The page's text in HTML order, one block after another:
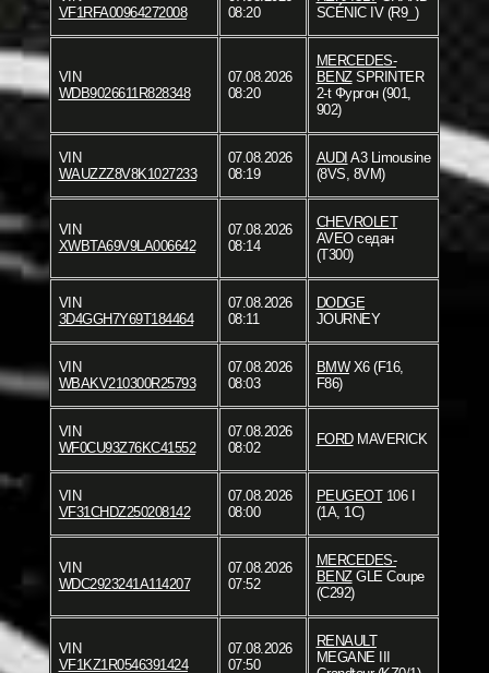
VF1RFA00964272008
08:20
SCÉNIC IV (R9_)
VIN
WDB9026611R828348
07.08.2026
08:20
MERCEDES-
BENZSPRINTER
2-t Фургон (901,
902)
VIN
WAUZZZ8V8K1027233
07.08.2026
08:19
AUDI A3 Limousine
(8VS, 8VM)
VIN
XWBTA69V9LA006642
07.08.2026
08:14
CHEVROLET
AVEO седан
(T300)
VIN
3D4GGH7Y69T184464
07.08.2026
08:11
DODGE
JOURNEY
VIN
WBAKV210300R25793
07.08.2026
08:03
BMWX6 (F16,
F86)
VIN
WF0CU93Z76KC41552
07.08.2026
08:02
FORDMAVERICK
VIN
VF31CHDZ250208142
07.08.2026
08:00
PEUGEOT106 I
(1A, 1C)
VIN
WDC2923241A114207
07.08.2026
07:52
MERCEDES-
BENZGLE Coupe
(C292)
VIN
VF1KZ1R0546391424
07.08.2026
07:50
RENAULT
MEGANE III